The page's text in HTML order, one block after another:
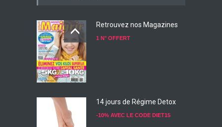
Retrouvez nos Magazines
1 N° OFFERT
14 jours de Régime Detox
-10% AVEC LE CODE DIET15